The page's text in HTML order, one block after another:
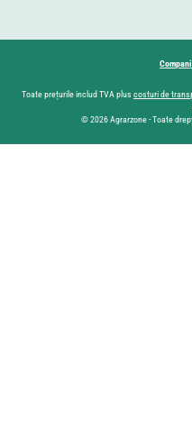
Toate prețurile includ TVA plus costuri de
© 2026 Agrarzone - Toate